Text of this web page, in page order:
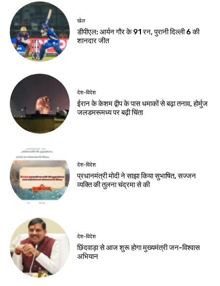
बद्रीनाथ मार्ग बाधित
Birsa Bhumi Live
August 7, 2026
पर्यावरण एवं पर्यटन
समिति में शामिल हुए
विधायक भद्र हेमब्रम
Birsa Bhumi Live
August 7, 2026
नवीनतम लेख
को मिली अनुमति